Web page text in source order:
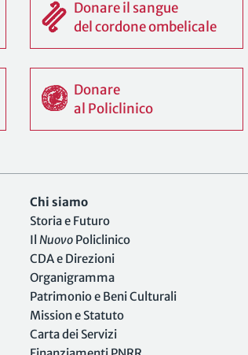
Donare il sangue
del cordone ombelicale
Donare
al Policlinico
Chi siamo
Storia e Futuro
Il NuovoPoliclinico
CDA e Direzioni
Organigramma
Patrimonio e Beni Culturali
Mission e Statuto
Carta dei Servizi